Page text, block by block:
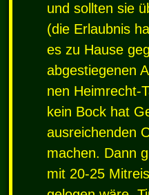
und sollten sie
(die Erlaubnis
es zu Hause
abgestiegenen
nen Heimrecht-
kein Bock hat
ausreichenden
machen. Dann
mit 20-25